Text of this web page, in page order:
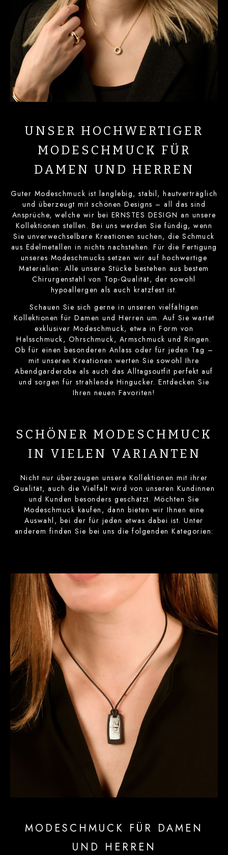
UNSER HOCHWERTIGER
MODESCHMUCK FÜR
DAMEN UND HERREN
Guter Modeschmuck ist langlebig, stabil, hautverträglich
und überzeugt mit schönen Designs – all das sind
Ansprüche, welche wir bei ERNSTES DESIGN an unsere
Kollektionen stellen. Bei uns werden Sie fündig, wenn
Sie unverwechselbare Kreationen suchen, die Schmuck
aus Edelmetallen in nichts nachstehen. Für die Fertigung
unseres Modeschmucks setzen wir auf hochwertige
Materialien: Alle unsere Stücke bestehen aus bestem
Chirurgenstahl von Top-Qualität, der sowohl
hypoallergen als auch kratzfest ist.
Schauen Sie sich gerne in unseren vielfältigen
Kollektionen für Damen und Herren um. Auf Sie wartet
exklusiver Modeschmuck, etwa in Form von
Halsschmuck, Ohrschmuck, Armschmuck und Ringen.
Ob für einen besonderen Anlass oder für jeden Tag –
mit unseren Kreationen werten Sie sowohl Ihre
Abendgarderobe als auch das Alltagsoutfit perfekt auf
und sorgen für strahlende Hingucker. Entdecken Sie
Ihren neuen Favoriten!
SCHÖNER MODESCHMUCK
IN VIELEN VARIANTEN
Nicht nur überzeugen unsere Kollektionen mit ihrer
Qualität, auch die Vielfalt wird von unseren Kundinnen
und Kunden besonders geschätzt. Möchten Sie
Modeschmuck kaufen, dann bieten wir Ihnen eine
Auswahl, bei der für jeden etwas dabei ist. Unter
anderem finden Sie bei uns die folgenden Kategorien:
MODESCHMUCK FÜR DAMEN
UND HERREN